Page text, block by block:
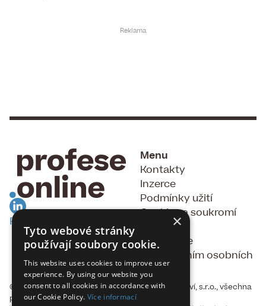
RSS Feed
Menu
Kontakty
Inzerce
Podmínky užití
Cookies a soukromí
Souhlas se
zpracováním osobních
údajů
© 2015 - 2026, Fakta, vydavatelství a nakladatelství, s.r.o., všechna
práva vyhrazena
×
Tyto webové stránky
používají soubory cookie.
This website uses cookies to improve user
experience. By using our website you
consent to all cookies in accordance with
our Cookie Policy. Více informací